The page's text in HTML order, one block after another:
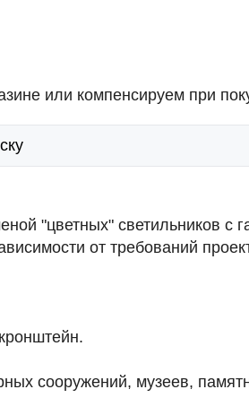
или компенсируем при
"цветных" светильников
от требований
сооружений, музеев,